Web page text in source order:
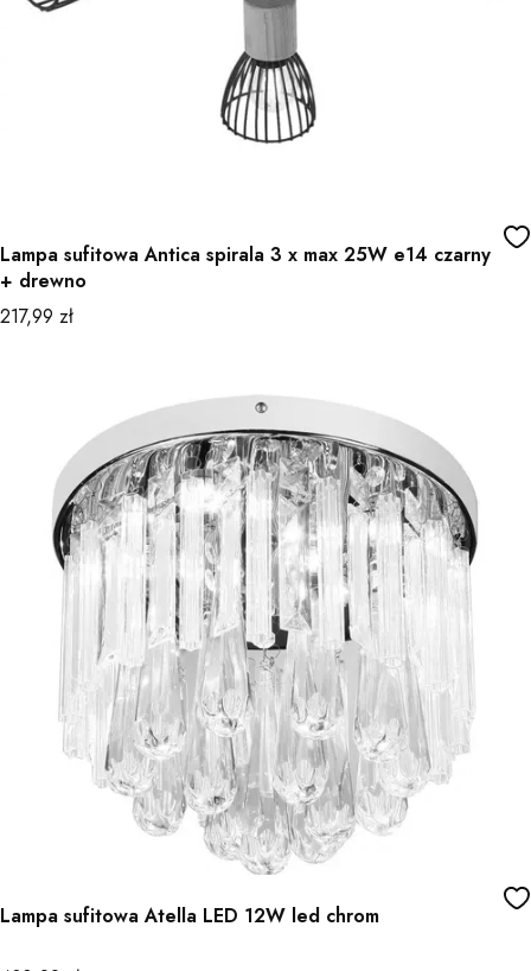
Lampa sufitowa Antica spirala 3 x max 25W e14 czarny
+ drewno
Cena
217,99 zł
Lampa sufitowa Atella LED 12W led chrom